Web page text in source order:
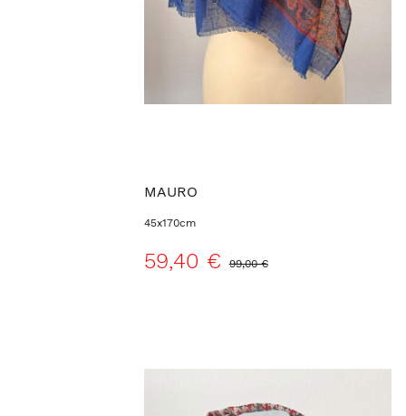
MAURO
45x170cm
59,40 € 99,00 €